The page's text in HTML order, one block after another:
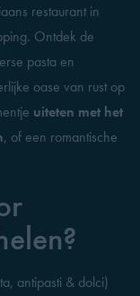
restaurant in
Ontdek de
pasta en
oase van rust op
uiteten met het
, of een romantische
antipasti & dolci)